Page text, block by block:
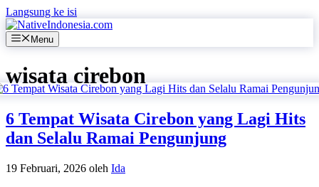
Langsung ke isi
Menu
wisata cirebon
6 Tempat Wisata Cirebon yang Lagi Hits
dan Selalu Ramai Pengunjung
19 Februari, 2026 oleh Ida